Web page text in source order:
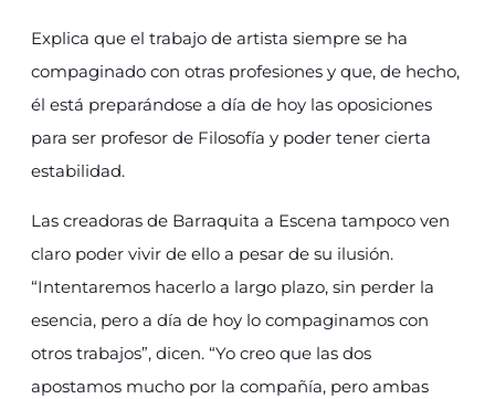
Explica que el trabajo de artista siempre se ha
compaginado con otras profesiones y que, de hecho,
él está preparándose a día de hoy las oposiciones
para ser profesor de Filosofía y poder tener cierta
estabilidad.
Las creadoras de Barraquita a Escena tampoco ven
claro poder vivir de ello a pesar de su ilusión.
“Intentaremos hacerlo a largo plazo, sin perder la
esencia, pero a día de hoy lo compaginamos con
otros trabajos”, dicen. “Yo creo que las dos
apostamos mucho por la compañía, pero ambas